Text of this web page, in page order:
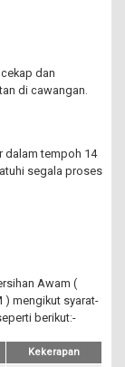
dan
di cawangan.
dalam tempoh 14
segala proses
Awam (
) mengikut syarat-
berikut:-
Kekerapan